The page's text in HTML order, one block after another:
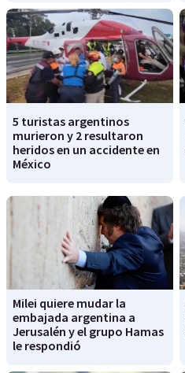
5 turistas argentinos
murieron y 2 resultaron
heridos en un accidente en
México
Milei quiere mudar la
embajada argentina a
Jerusalén y el grupo Hamas
le respondió